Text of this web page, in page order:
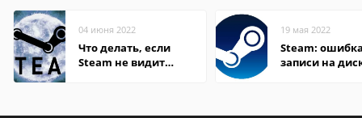
04 июня 2022
Что делать, если
Steam не видит
19 мая 2022
Steam:
записи на